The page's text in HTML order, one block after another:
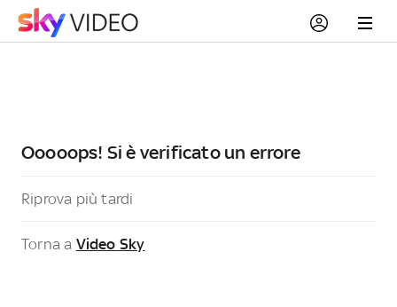
Ooooops! Si è verificato un errore
Riprova più tardi
Torna a Video Sky